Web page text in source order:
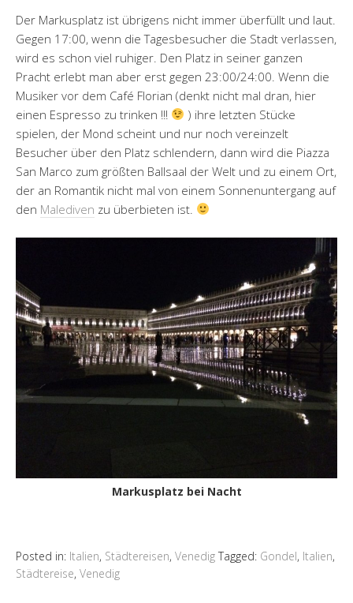
Der Markusplatz ist übrigens nicht immer überfüllt und laut.
Gegen 17:00, wenn die Tagesbesucher die Stadt verlassen,
wird es schon viel ruhiger. Den Platz in seiner ganzen
Pracht erlebt man aber erst gegen 23:00/24:00. Wenn die
Musiker vor dem Café Florian (denkt nicht mal dran, hier
einen Espresso zu trinken !!!
) ihre letzten Stücke
spielen, der Mond scheint und nur noch vereinzelt
Besucher über den Platz schlendern, dann wird die Piazza
San Marco zum größten Ballsaal der Welt und zu einem Ort,
der an Romantik nicht mal von einem Sonnenuntergang auf
den Malediven zu überbieten ist.
Markusplatz bei Nacht
Posted in: Italien, Städtereisen, Venedig Tagged: Gondel, Italien,
Städtereise, Venedig